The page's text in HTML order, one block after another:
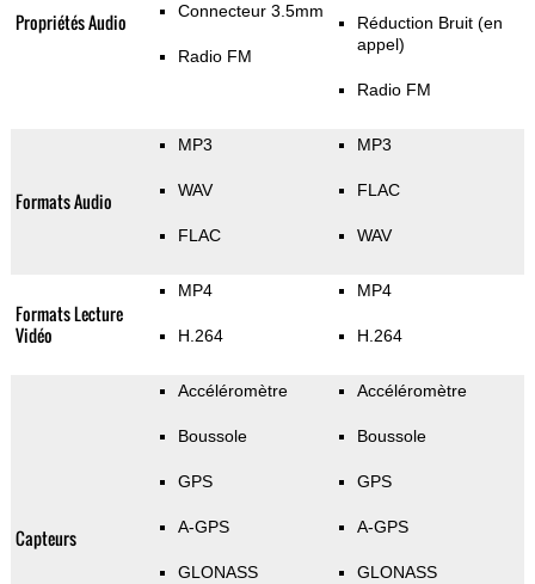
Propriétés Audio Connecteur 3.5mm
Radio FM
Réduction Bruit (en
appel)
Radio FM
Formats Audio
MP3
WAV
FLAC
MP3
FLAC
WAV
Formats Lecture
Vidéo
MP4
H.264
MP4
H.264
Capteurs
Accéléromètre
Boussole
GPS
A-GPS
GLONASS
Accéléromètre
Boussole
GPS
A-GPS
GLONASS